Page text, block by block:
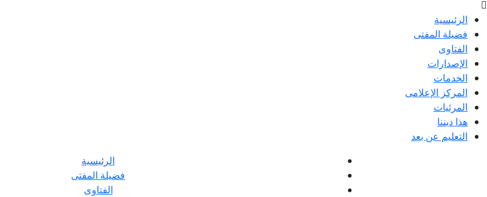
الرئيسية
فضيلة المفتى
الفتاوى
الإصدارات
الخدمات
المركز الإعلامى
المرئيات
هذا ديننا
التعليم عن بعد
الرئيسية
فضيلة المفتى
الفتاوى